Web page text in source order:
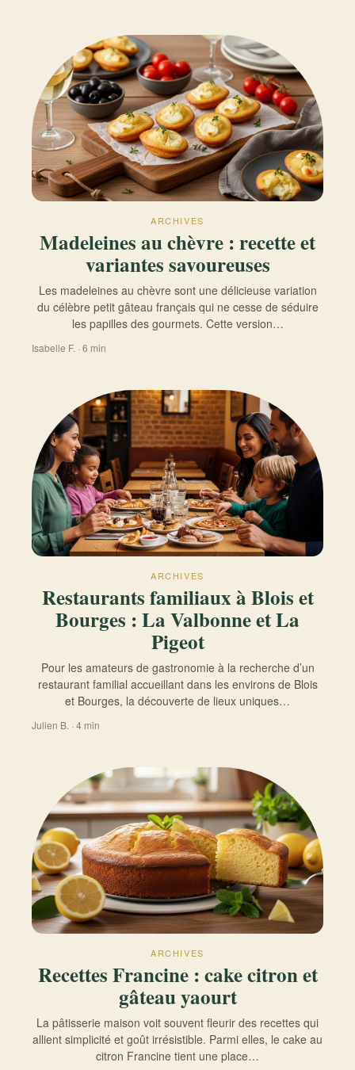
ARCHIVES
Madeleines au chèvre : recette et
variantes savoureuses
Les madeleines au chèvre sont une délicieuse variation
du célèbre petit gâteau français qui ne cesse de séduire
les papilles des gourmets. Cette version…
Isabelle F. · 6 min
ARCHIVES
Restaurants familiaux à Blois et
Bourges : La Valbonne et La
Pigeot
Pour les amateurs de gastronomie à la recherche d’un
restaurant familial accueillant dans les environs de Blois
et Bourges, la découverte de lieux uniques…
Julien B. · 4 min
ARCHIVES
Recettes Francine : cake citron et
gâteau yaourt
La pâtisserie maison voit souvent fleurir des recettes qui
allient simplicité et goût irrésistible. Parmi elles, le cake au
citron Francine tient une place…